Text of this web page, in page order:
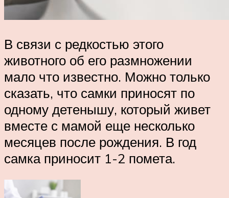
В связи с редкостью этого
животного об его размножении
мало что известно. Можно только
сказать, что самки приносят по
одному детенышу, который живет
вместе с мамой еще несколько
месяцев после рождения. В год
самка приносит 1-2 помета.